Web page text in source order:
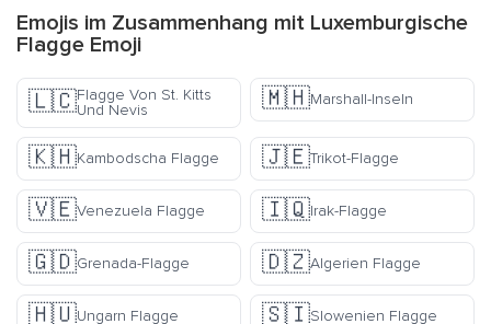
Emojis im Zusammenhang mit Luxemburgische
Flagge Emoji
🇱🇨Flagge Von St. Kitts
Und Nevis
🇲🇭Marshall-Inseln
🇰🇭Kambodscha Flagge 🇯🇪Trikot-Flagge
🇻🇪Venezuela Flagge 🇮🇶Irak-Flagge
🇬🇩Grenada-Flagge 🇩🇿Algerien Flagge
🇭🇺Ungarn Flagge 🇸🇮Slowenien Flagge